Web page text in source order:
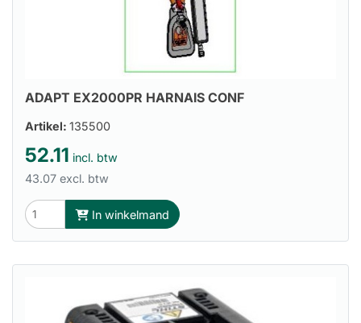
ADAPT EX2000PR HARNAIS CONF
Artikel: 135500
52.11 incl. btw
43.07 excl. btw
In winkelmand